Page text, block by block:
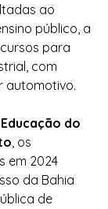
ao
público, a
para
com
automotivo.
do
, os
em 2024
da Bahia
de